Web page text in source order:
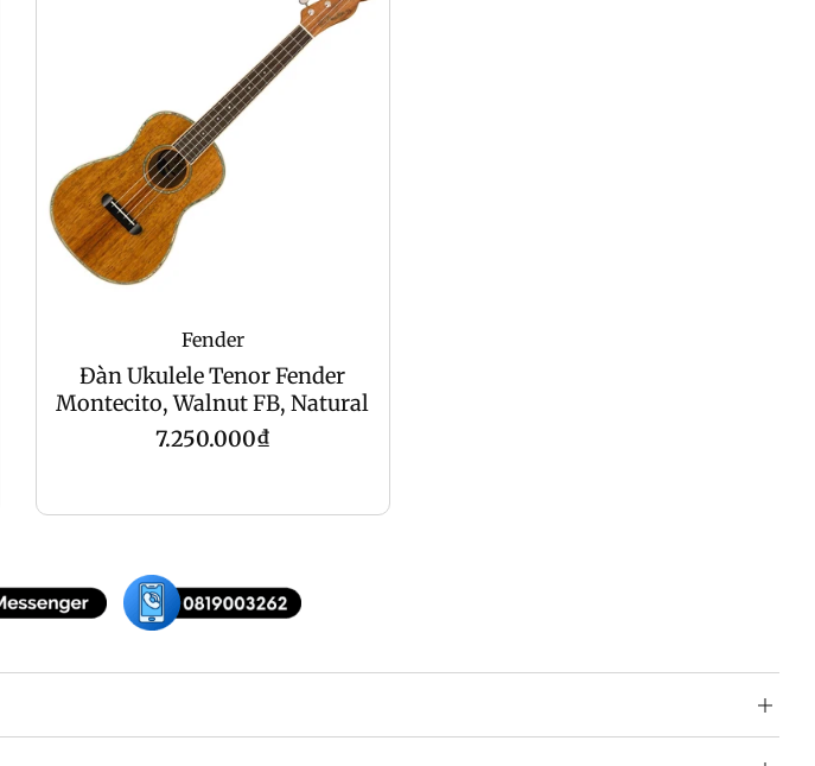
Fender
Đàn Ukulele Tenor Fender
Montecito, Walnut FB, Natural
Giá
7.250.000₫